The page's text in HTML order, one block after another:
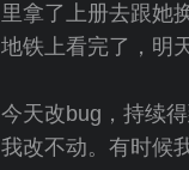
里拿了上册去跟她
地铁上看完了，明
今天改bug，持续
我改不动。有时候